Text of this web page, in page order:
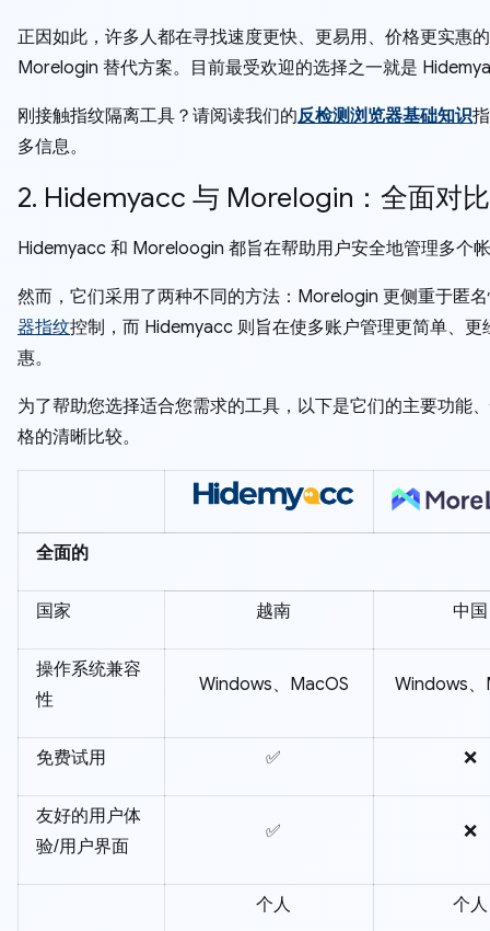
正因如此，许多人都在寻找速度更快、更易用、价格更实惠的
Morelogin 替代方案。目前最受欢迎的选择之一就是
刚接触指纹隔离工具？请阅读我们的反检测浏览器基础知识
多信息。
2. Hidemyacc 与 Morelogin：全面对
Hidemyacc 和 Moreloogin 都旨在帮助用户安全地管理多个
然而，它们采用了两种不同的方法：Morelogin 更侧重于匿
器指纹控制，而 Hidemyacc 则旨在使多账户管理更简单、更
惠。
为了帮助您选择适合您需求的工具，以下是它们的主要功能
格的清晰比较。
全面的
国家 越南 中国
操作系统兼容
性
Windows、MacOS Windows、
免费试用 ✅ ❌
友好的用户体
验/用户界面
✅ ❌
个人 个人